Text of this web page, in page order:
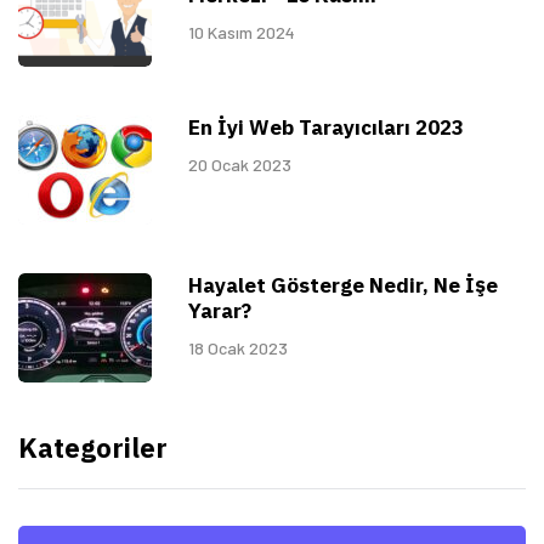
10 Kasım 2024
En İyi Web Tarayıcıları 2023
20 Ocak 2023
Hayalet Gösterge Nedir, Ne İşe
Yarar?
18 Ocak 2023
Kategoriler